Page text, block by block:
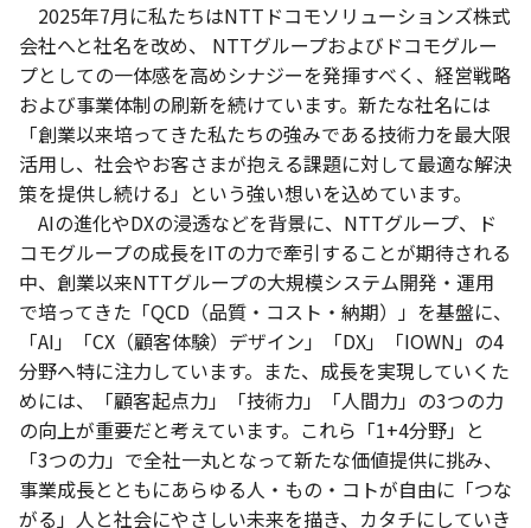
2025年7月に私たちはNTTドコモソリューションズ株式
会社へと社名を改め、 NTTグループおよびドコモグルー
プとしての一体感を高めシナジーを発揮すべく、経営戦略
および事業体制の刷新を続けています。新たな社名には
「創業以来培ってきた私たちの強みである技術力を最大限
活用し、社会やお客さまが抱える課題に対して最適な解決
策を提供し続ける」という強い想いを込めています。
AIの進化やDXの浸透などを背景に、NTTグループ、ド
コモグループの成長をITの力で牽引することが期待される
中、創業以来NTTグループの大規模システム開発・運用
で培ってきた「QCD（品質・コスト・納期）」を基盤に、
「AI」「CX（顧客体験）デザイン」「DX」「IOWN」の4
分野へ特に注力しています。また、成長を実現していくた
めには、「顧客起点力」「技術力」「人間力」の3つの力
の向上が重要だと考えています。これら「1+4分野」と
「3つの力」で全社一丸となって新たな価値提供に挑み、
事業成長とともにあらゆる人・もの・コトが自由に「つな
がる」人と社会にやさしい未来を描き、カタチにしていき